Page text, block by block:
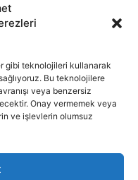
gibi teknolojileri kullanarak
Bu teknolojilere
veya benzersiz
Onay vermemek veya
ve işlevlerin olumsuz
metini, resim ve benzeri
A.Ş.'ye aittir. Hiçbir şekilde
gösterilse bile izin